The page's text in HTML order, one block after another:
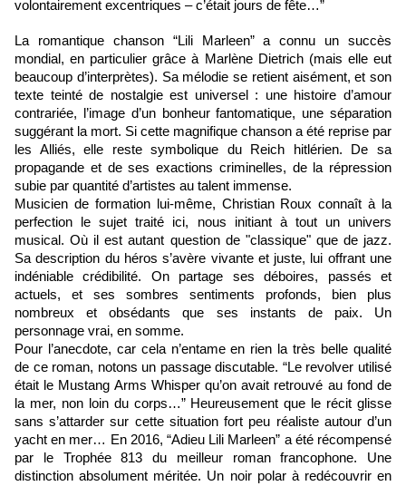
volontairement excentriques – c’était jours de fête…”
La romantique chanson “Lili Marleen” a connu un succès
mondial, en particulier grâce à Marlène Dietrich (mais elle eut
beaucoup d’interprètes). Sa mélodie se retient aisément, et son
texte teinté de nostalgie est universel : une histoire d’amour
contrariée, l’image d’un bonheur fantomatique, une séparation
suggérant la mort. Si cette magnifique chanson a été reprise par
les Alliés, elle reste symbolique du Reich hitlérien. De sa
propagande et de ses exactions criminelles, de la répression
subie par quantité d’artistes au talent immense.
Musicien de formation lui-même, Christian Roux connaît à la
perfection le sujet traité ici, nous initiant à tout un univers
musical. Où il est autant question de "classique" que de jazz.
Sa description du héros s’avère vivante et juste, lui offrant une
indéniable crédibilité. On partage ses déboires, passés et
actuels, et ses sombres sentiments profonds, bien plus
nombreux et obsédants que ses instants de paix. Un
personnage vrai, en somme.
Pour l’anecdote, car cela n’entame en rien la très belle qualité
de ce roman, notons un passage discutable. “Le revolver utilisé
était le Mustang Arms Whisper qu’on avait retrouvé au fond de
la mer, non loin du corps…” Heureusement que le récit glisse
sans s’attarder sur cette situation fort peu réaliste autour d’un
yacht en mer… En 2016, “Adieu Lili Marleen” a été récompensé
par le Trophée 813 du meilleur roman francophone. Une
distinction absolument méritée. Un noir polar à redécouvrir en